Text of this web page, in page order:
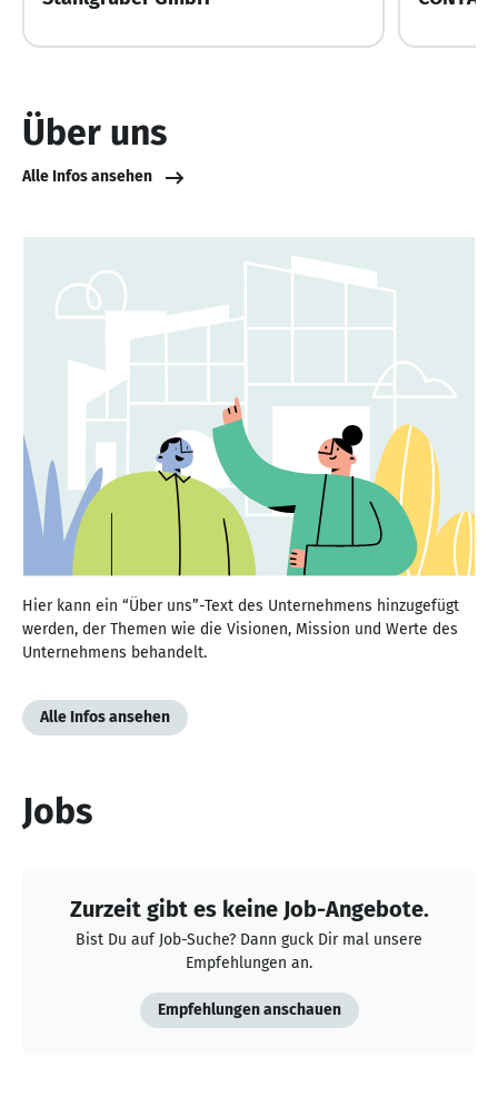
Über uns
Alle Infos ansehen
Hier kann ein “Über uns”-Text des Unternehmens hinzugefügt
werden, der Themen wie die Visionen, Mission und Werte des
Unternehmens behandelt.
Alle Infos ansehen
Jobs
Zurzeit gibt es keine Job-Angebote.
Bist Du auf Job-Suche? Dann guck Dir mal unsere
Empfehlungen an.
Empfehlungen anschauen